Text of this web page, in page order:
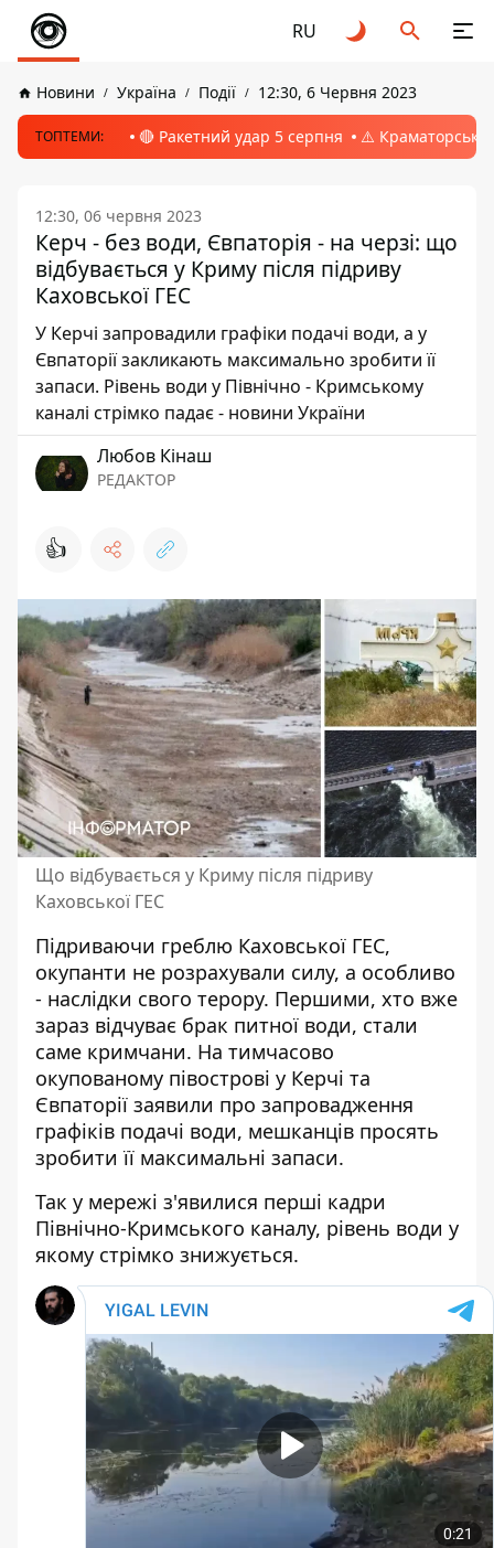
RU
Новини Україна Події 12:30, 6 Червня 2023
ТОПТЕМИ: 🔴 Ракетний удар 5 серпня ⚠️ Краматорськ,
12:30, 06 червня 2023
Керч - без води, Євпаторія - на черзі: що
відбувається у Криму після підриву
Каховської ГЕС
У Керчі запровадили графіки подачі води, а у
Євпаторії закликають максимально зробити її
запаси. Рівень води у Північно - Кримському
каналі стрімко падає - новини України
Любов Кінаш
РЕДАКТОР
👍
Що відбувається у Криму після підриву
Каховської ГЕС
Підриваючи греблю Каховської ГЕС,
окупанти не розрахували силу, а особливо
- наслідки свого терору. Першими, хто вже
зараз відчуває брак питної води, стали
саме кримчани. На тимчасово
окупованому півострові у Керчі та
Євпаторії заявили про запровадження
графіків подачі води, мешканців просять
зробити її максимальні запаси.
Так у мережі з'явилися перші кадри
Північно-Кримського каналу, рівень води у
якому стрімко знижується.